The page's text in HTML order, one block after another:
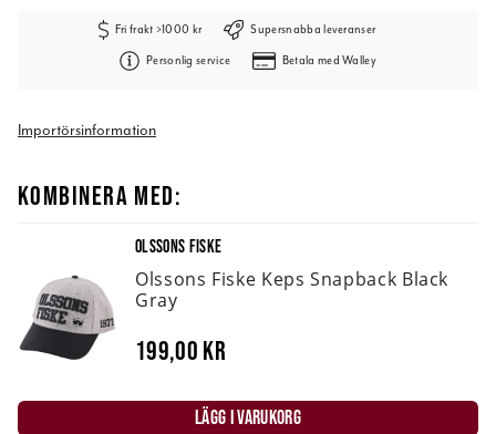
Fri frakt >1000 kr Supersnabba leveranser
Personlig service Betala med Walley
Importörsinformation
KOMBINERA MED:
OLSSONS FISKE
Olssons Fiske Keps Snapback Black
Gray
199,00 kr
LÄGG I VARUKORG